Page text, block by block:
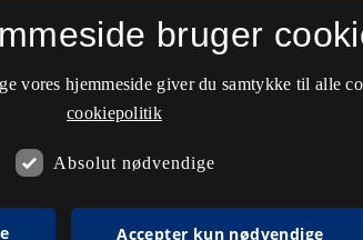
bruger
vores hjemmeside giver du samtykke til alle
cookiepolitik
Absolut nødvendige
Accepter kun nødvendige